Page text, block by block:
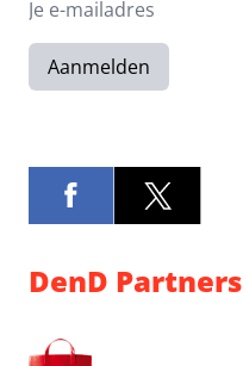
Aanmelden
DenD Partners